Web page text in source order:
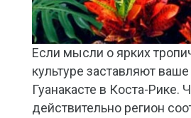
Если мысли о ярких
культуре заставляют
Гуанакасте в Коста-
действительно регион